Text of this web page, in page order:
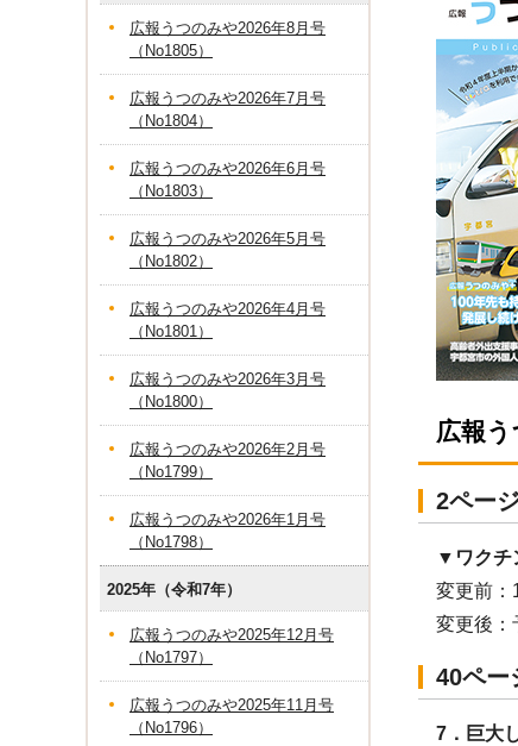
広報
2ペー
▼ ワク
変更前：
変更後
40ペ
7．巨大
広報うつのみや2026年8月号
（No1805）
広報うつのみや2026年7月号
（No1804）
広報うつのみや2026年6月号
（No1803）
広報うつのみや2026年5月号
（No1802）
広報うつのみや2026年4月号
（No1801）
広報うつのみや2026年3月号
（No1800）
広報うつのみや2026年2月号
（No1799）
広報うつのみや2026年1月号
（No1798）
2025年（令和7年）
広報うつのみや2025年12月号
（No1797）
広報うつのみや2025年11月号
（No1796）